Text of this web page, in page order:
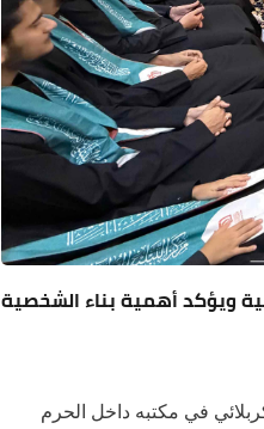
ويؤكد أهمية بناء الشخصية
في مكتبه داخل الحرم